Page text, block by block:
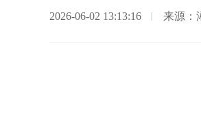
2026-06-02 13:13:16 来源：